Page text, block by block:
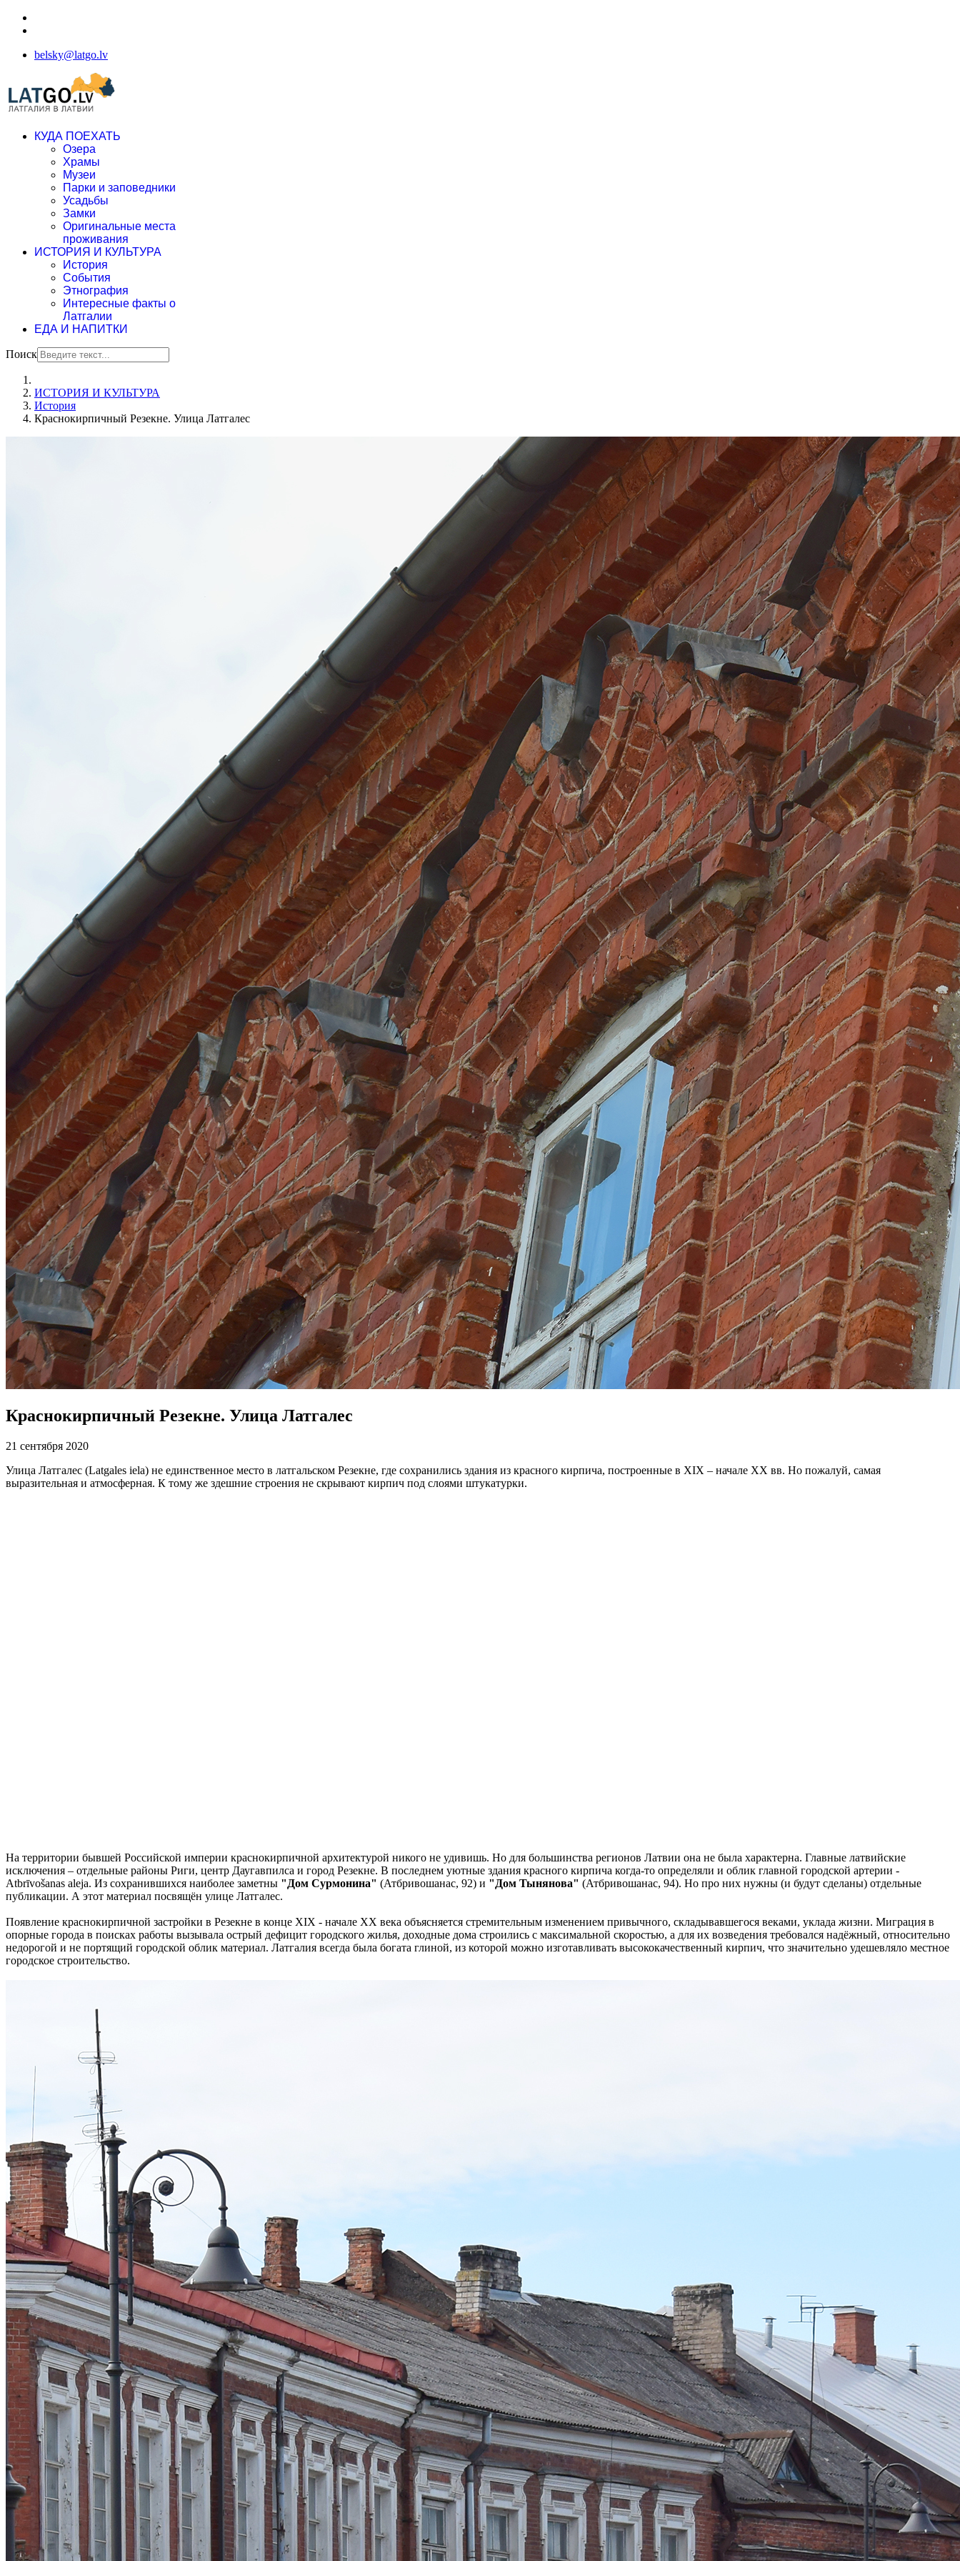
belsky@latgo.lv
КУДА ПОЕХАТЬ
Озера
Храмы
Музеи
Парки и заповедники
Усадьбы
Замки
Оригинальные места
проживания
ИСТОРИЯ И КУЛЬТУРА
История
События
Этнография
Интересные факты о
Латгалии
ЕДА И НАПИТКИ
Поиск
ИСТОРИЯ И КУЛЬТУРА
История
Краснокирпичный Резекне. Улица Латгалес
Краснокирпичный Резекне. Улица Латгалес
21 сентября 2020
Улица Латгалес (Latgales iela) не единственное место в латгальском Резекне, где сохранились здания из красного кирпича, построенные в XIX – начале XX вв. Но пожалуй, самая
выразительная и атмосферная. К тому же здешние строения не скрывают кирпич под слоями штукатурки.
На территории бывшей Российской империи краснокирпичной архитектурой никого не удивишь. Но для большинства регионов Латвии она не была характерна. Главные латвийские
исключения – отдельные районы Риги, центр Даугавпилса и город Резекне. В последнем уютные здания красного кирпича когда-то определяли и облик главной городской артерии -
Atbrīvošanas aleja. Из сохранившихся наиболее заметны "Дом Сурмонина" (Атбривошанас, 92) и "Дом Тынянова" (Атбривошанас, 94). Но про них нужны (и будут сделаны) отдельные
публикации. А этот материал посвящён улице Латгалес.
Появление краснокирпичной застройки в Резекне в конце XIX - начале ХХ века объясняется стремительным изменением привычного, складывавшегося веками, уклада жизни. Миграция в
опорные города в поисках работы вызывала острый дефицит городского жилья, доходные дома строились с максимальной скоростью, а для их возведения требовался надёжный, относительно
недорогой и не портящий городской облик материал. Латгалия всегда была богата глиной, из которой можно изготавливать высококачественный кирпич, что значительно удешевляло местное
городское строительство.